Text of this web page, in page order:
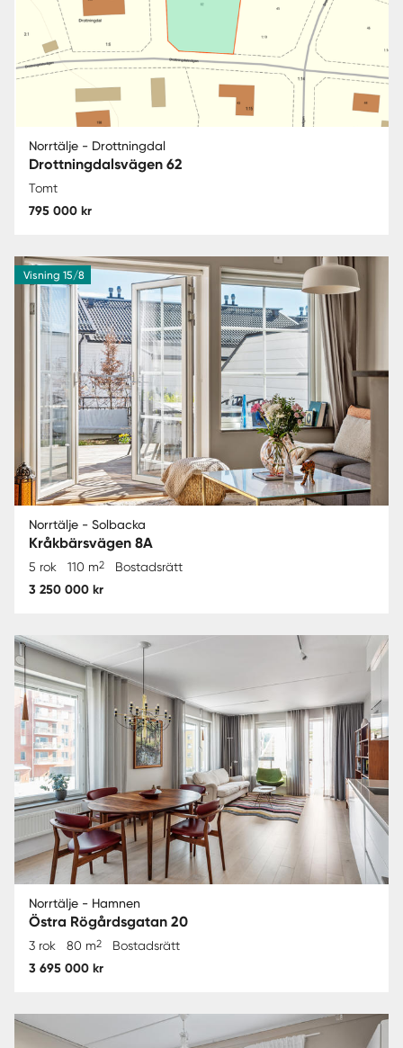
Norrtälje - Drottningdal
Drottningdalsvägen 62
Tomt
795 000 kr
Visning 15/8
Norrtälje - Solbacka
Kråkbärsvägen 8A
5 rok 110 m2 Bostadsrätt
3 250 000 kr
Norrtälje - Hamnen
Östra Rögårdsgatan 20
3 rok 80 m2 Bostadsrätt
3 695 000 kr